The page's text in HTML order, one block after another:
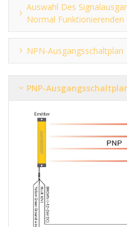
Auswahl Des
Normal Funktionierenden
NPN-Ausgangsschaltplan
PNP-